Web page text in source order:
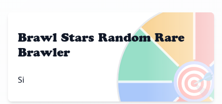
🎯
Brawl Stars Random Rare
Brawler
Si